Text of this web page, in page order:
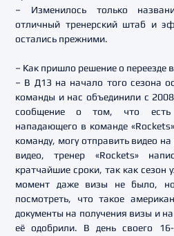
– Изменилось только
отличный тренерский штаб и
остались прежними.
– Как пришло решение о переезде
– В Д13 на начало того сезона
команды и нас объединили с
сообщение о том, что есть
нападающего в команде
команду, могу отправить видео
видео, тренер «Rockets»
кратчайшие сроки, так как сезон
момент даже визы не было,
посмотреть, что такое
документы на получения визы и
её одобрили. В день своего